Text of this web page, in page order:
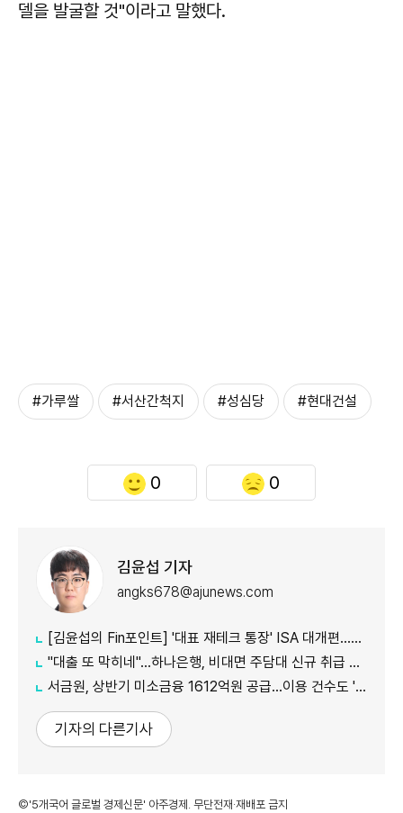
델을 발굴할 것"이라고 말했다.
#가루쌀 #서산간척지 #성심당 #현대건설
0 0
김윤섭 기자
angks678@ajunews.com
[김윤섭의 Fin포인트] '대표 재테크 통장' ISA 대개편…나에게 맞는 전략은?
"대출 또 막히네"…하나은행, 비대면 주담대 신규 취급 중단
서금원, 상반기 미소금융 1612억원 공급…이용 건수도 '역대 최대'
기자의 다른기사
©'5개국어 글로벌 경제신문' 아주경제. 무단전재·재배포 금지